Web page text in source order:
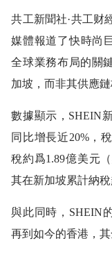
共工新聞社·共工财
媒體報道了快時尚
全球業務布局的關
加坡，而非其供應鏈
數據顯示，SHEIN
同比增長近20%，
稅約爲1.89億美元
其在新加坡累計納稅
與此同時，SHEIN
再到如今的香港，